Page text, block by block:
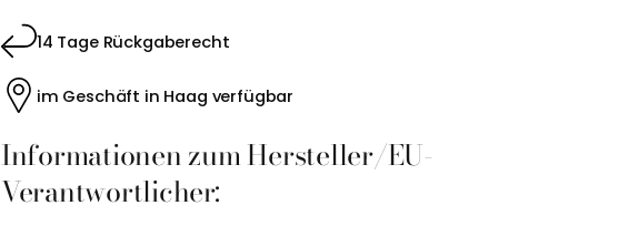
14 Tage Rückgaberecht
im Geschäft in Haag verfügbar
Informationen zum Hersteller/EU-
Verantwortlicher: